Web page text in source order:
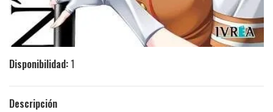
Disponibilidad:1
Descripción